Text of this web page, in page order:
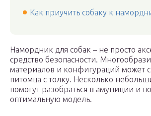
Как приучить собаку к
Намордник для собак – не просто
средство безопасности.
материалов и конфигураций может
питомца с толку. Несколько
помогут разобраться в амуниции и
оптимальную модель.